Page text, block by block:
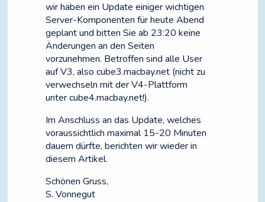
wir haben ein Update einiger wichtigen
Server-Komponenten für heute Abend
geplant und bitten Sie ab 23:20 keine
Änderungen an den Seiten
vorzunehmen. Betroffen sind alle User
auf V3, also cube3.macbay.net (nicht zu
verwechseln mit der V4-Plattform
unter cube4.macbay.net!).
Im Anschluss an das Update, welches
voraussichtlich maximal 15-20 Minuten
dauern dürfte, berichten wir wieder in
diesem Artikel.
Schönen Gruss,
S. Vonnegut